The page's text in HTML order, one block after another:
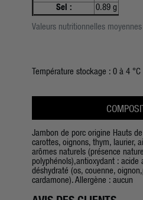
Valeurs nutritionnelles
Sel :
0.89 g
Température stockage : 0 à 4 °C
Jambon de porc origine Hauts
carottes, oignons, thym, laurier,
arômes naturels (présence
polyphénols),antioxydant : acide
déshydraté (os, couenne,
cardamone). Allergène : aucun